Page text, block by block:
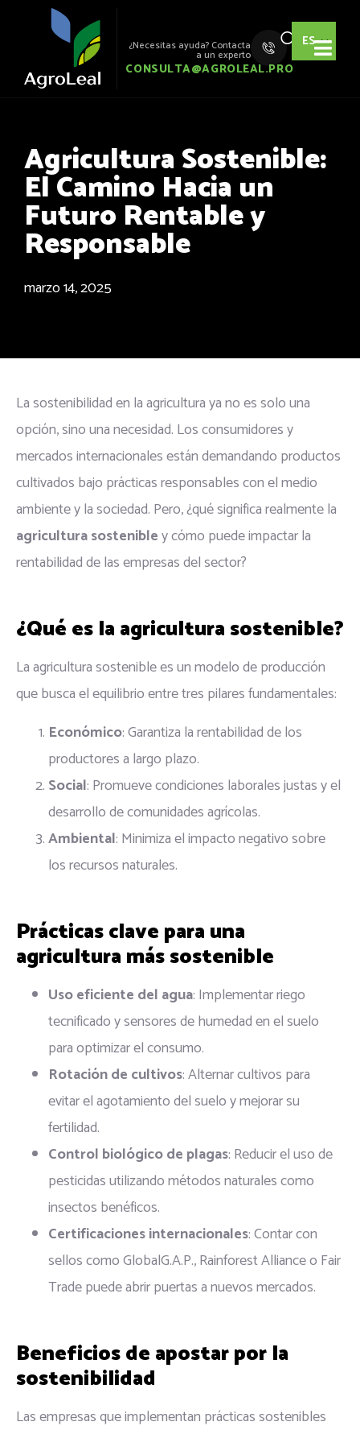
¿Necesitas ayuda? Contacta
a un experto
CONSULTA@AGROLEAL.PRO
ES
Agricultura Sostenible:
El Camino Hacia un
Futuro Rentable y
Responsable
marzo 14, 2025
La sostenibilidad en la agricultura ya no es solo una
opción, sino una necesidad. Los consumidores y
mercados internacionales están demandando productos
cultivados bajo prácticas responsables con el medio
ambiente y la sociedad. Pero, ¿qué significa realmente la
agricultura sostenibley cómo puede impactar la
rentabilidad de las empresas del sector?
¿Qué es la agricultura sostenible?
La agricultura sostenible es un modelo de producción
que busca el equilibrio entre tres pilares fundamentales:
Económico: Garantiza la rentabilidad de los
productores a largo plazo.
Social: Promueve condiciones laborales justas y el
desarrollo de comunidades agrícolas.
Ambiental: Minimiza el impacto negativo sobre
los recursos naturales.
Prácticas clave para una
agricultura más sostenible
Uso eficiente del agua: Implementar riego
tecnificado y sensores de humedad en el suelo
para optimizar el consumo.
Rotación de cultivos: Alternar cultivos para
evitar el agotamiento del suelo y mejorar su
fertilidad.
Control biológico de plagas: Reducir el uso de
pesticidas utilizando métodos naturales como
insectos benéficos.
Certificaciones internacionales: Contar con
sellos como GlobalG.A.P., Rainforest Alliance o Fair
Trade puede abrir puertas a nuevos mercados.
Beneficios de apostar por la
sostenibilidad
Las empresas que implementan prácticas sostenibles